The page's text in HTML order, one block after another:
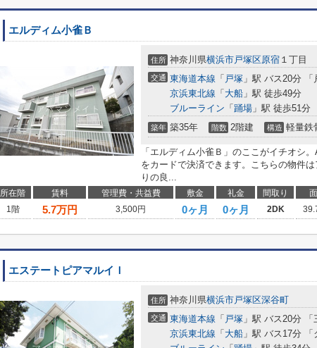
エルディム小雀Ｂ
住所 神奈川県横浜市戸塚区原宿 １丁目
交通 東海道本線 「 戸塚 」駅 バス20分
京浜東北線 「 大船 」駅 徒歩49分
ブルーライン 「 踊場 」駅 徒歩51分
築年 築35年 階数 2階建 構造 軽量鉄
「エルディム小雀Ｂ」のここがイチオシ
をカードで決済できます。こちらの物件
りの良...
所在階 賃料 管理費・共益費 敷金 礼金 間取り
1階
5.7万円 3,500円 0ヶ月 0ヶ月 2DK
エステートピアマルイＩ
住所 神奈川県横浜市戸塚区深谷町
交通 東海道本線 「 戸塚 」駅 バス20分
京浜東北線 「 大船 」駅 バス17分